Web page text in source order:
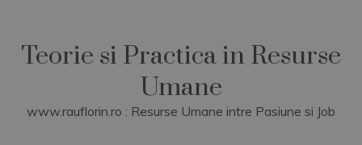
contentTeorie si Practica in Resurse
Umane
www.rauflorin.ro : Resurse Umane intre Pasiune si Job